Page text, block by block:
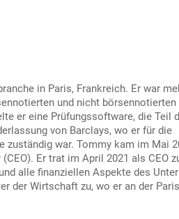
in Paris, Frankreich. Er war
und nicht börsennotierten
er eine Prüfungssoftware, die Teil
von Barclays, wo er für die
war. Tommy kam im Mai
Er trat im April 2021 als CEO
alle finanziellen Aspekte des
der Wirtschaft zu, wo er an der